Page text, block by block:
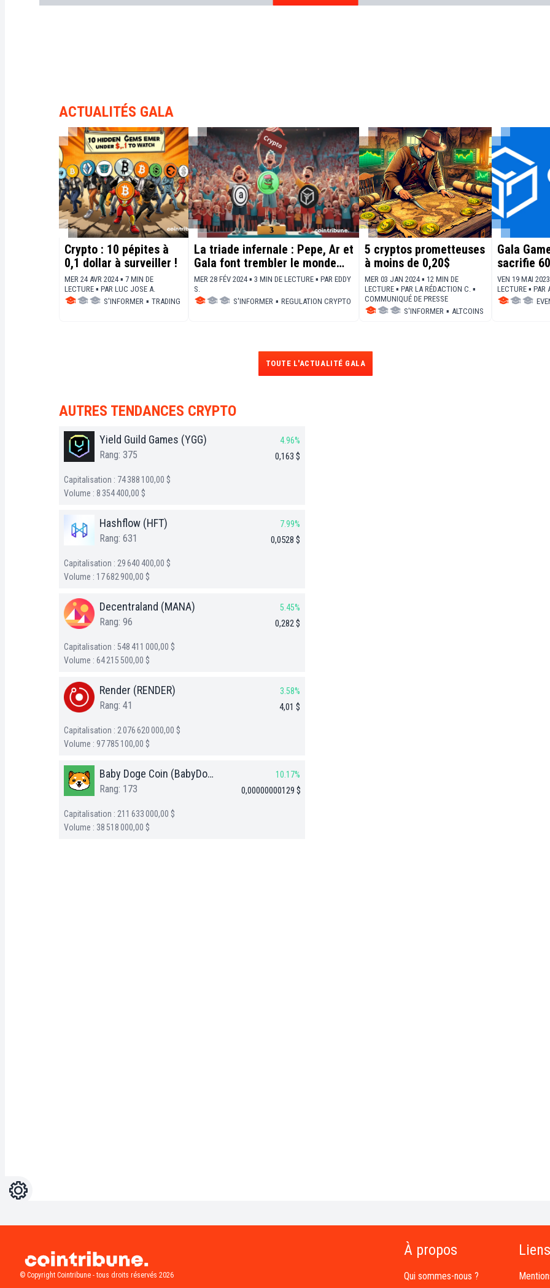
ACTUALITÉS GALA
Crypto : 10 pépites à
0,1 dollar à surveiller !
MER 24 AVR 2024 ▪ 7 MIN DE
LECTURE ▪ PAR LUC JOSE A.
S'INFORMER ▪ TRADING
La triade infernale : Pepe, Ar et
Gala font trembler le monde
crypto !
MER 28 FÉV 2024 ▪ 3 MIN DE LECTURE ▪ PAR EDDY
S.
S'INFORMER ▪ REGULATION CRYPTO
5 cryptos prometteuses
à moins de 0,20$
MER 03 JAN 2024 ▪ 12 MIN DE
LECTURE ▪ PAR LA RÉDACTION C. ▪
COMMUNIQUÉ DE PRESSE
S'INFORMER ▪ ALTCOINS
Gala
sacrifie
tokens
VEN 19 MAI
LECTURE ▪ PAR
TOUTE L'ACTUALITÉ GALA
AUTRES TENDANCES CRYPTO
Yield Guild Games (YGG)
Rang: 375
4.96%
0,163 $
Capitalisation : 74 388 100,00 $
Volume : 8 354 400,00 $
Hashflow (HFT)
Rang: 631
7.99%
0,0528 $
Capitalisation : 29 640 400,00 $
Volume : 17 682 900,00 $
Decentraland (MANA)
Rang: 96
5.45%
0,282 $
Capitalisation : 548 411 000,00 $
Volume : 64 215 500,00 $
Render (RENDER)
Rang: 41
3.58%
4,01 $
Capitalisation : 2 076 620 000,00 $
Volume : 97 785 100,00 $
Baby Doge Coin (BabyDoge)
Rang: 173
10.17%
0,00000000129 $
Capitalisation : 211 633 000,00 $
Volume : 38 518 000,00 $
Réglages
© Copyright Cointribune - tous droits réservés 2026
À propos
Qui sommes-nous ?